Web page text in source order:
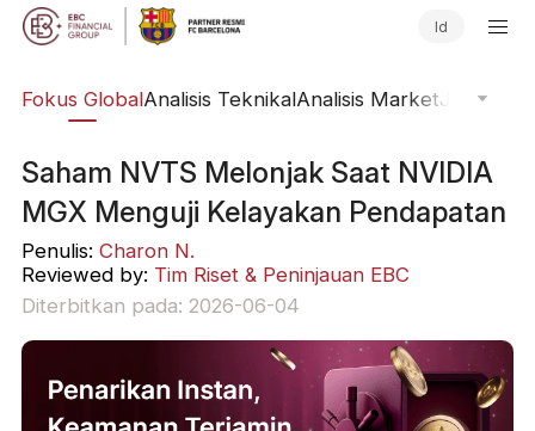
Id
Fokus GlobalAnalisis TeknikalAnalisis MarketJurnal
Saham NVTS Melonjak Saat NVIDIA
MGX Menguji Kelayakan Pendapatan
Penulis: Charon N.
Reviewed by: Tim Riset & Peninjauan EBC
Diterbitkan pada: 2026-06-04